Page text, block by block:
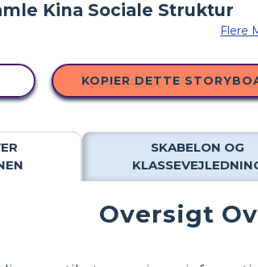
Flere
KOPIER DETTE
SKABELON OG
Oversigt